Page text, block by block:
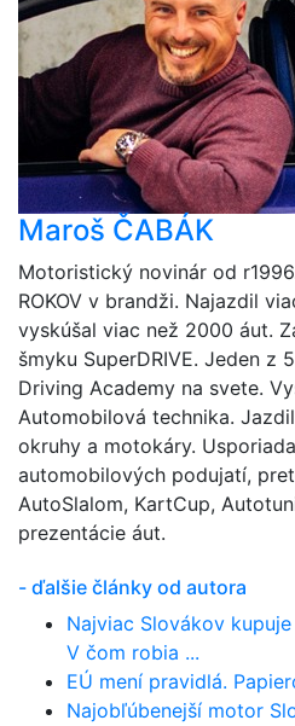
Maroš ČABÁK
Motoristický novinár od
ROKOV v brandži. Najazdil
vyskúšal viac než 2000 áut.
šmyku SuperDRIVE. Jeden z
Driving Academy na svete.
Automobilová technika.
okruhy a motokáry.
automobilových podujatí,
AutoSlalom, KartCup,
prezentácie áut.
- ďalšie články od autora
Najviac Slovákov
V čom robia ...
EÚ mení pravidlá.
Najobľúbenejší motor